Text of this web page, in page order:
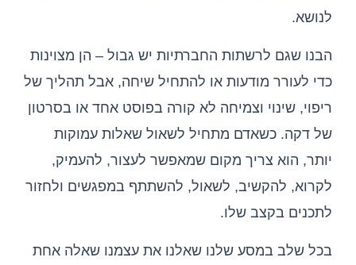
לנושא.
הבנו שגם לרשתות החברתיות יש גבול – הן מצוינות
כדי לעורר מודעות או להתחיל שיחה, אבל תהליך של
ריפוי, שינוי וצמיחה לא קורה בפוסט אחד או בסרטון
של דקה. כשאדם מתחיל לשאול שאלות עמוקות
יותר, הוא צריך מקום שמאפשר לעצור, להעמיק,
לקרוא, להקשיב, לשאול, להשתתף במפגשים ולחזור
לתכנים בקצב שלו.
בכל שלב במסע שלנו שאלנו את עצמנו שאלה אחת